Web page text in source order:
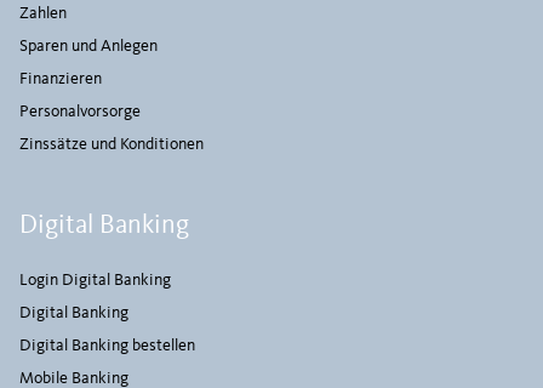
Zahlen
Sparen und Anlegen
Finanzieren
Personalvorsorge
Zinssätze und Konditionen
Digital Banking
Login Digital Banking
Digital Banking
Digital Banking bestellen
Mobile Banking